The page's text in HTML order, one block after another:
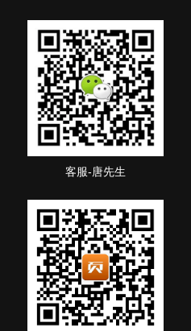
客服-唐先生